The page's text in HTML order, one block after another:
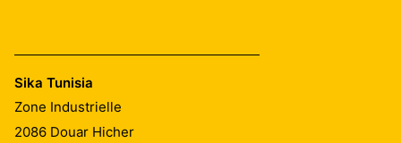
Sika Tunisia
Zone Industrielle
2086 Douar Hicher